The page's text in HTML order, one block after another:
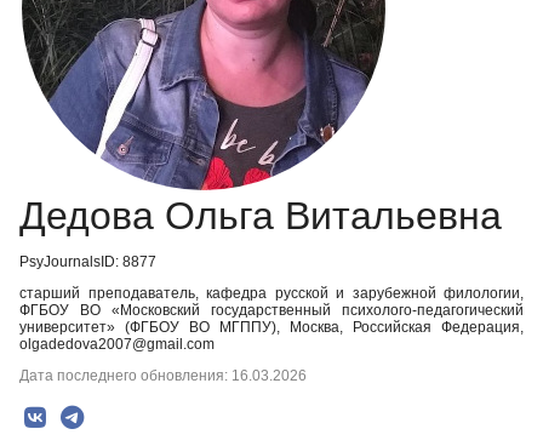
Дедова Ольга Витальевна
PsyJournalsID: 8877
старший преподаватель, кафедра русской и зарубежной филологии,
ФГБОУ ВО «Московский государственный психолого-педагогический
университет» (ФГБОУ ВО МГППУ), Москва, Российская Федерация,
olgadedova2007@gmail.com
Дата последнего обновления: 16.03.2026